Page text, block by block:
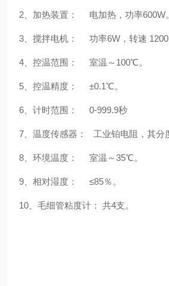
2、加热装置： 电加热，功率600W。
3、搅拌电机： 功率6W，转速
4、控温范围： 室温～100℃。
5、控温精度： ±0.1℃。
6、计时范围： 0-999.9秒
7、温度传感器： 工业铂电阻，其分
8、环境温度： 室温～35℃。
9、相对湿度： ≤85％。
10、毛细管粘度计： 共4支。